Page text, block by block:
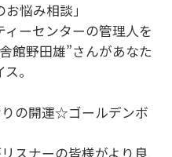
悩み相談」
ーセンターの管理人を
館野田雄”さんがあなた
。
の開運☆ゴールデンボ